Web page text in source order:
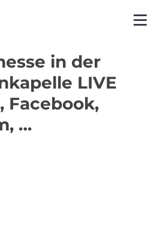
in der
LIVE
Facebook,
…